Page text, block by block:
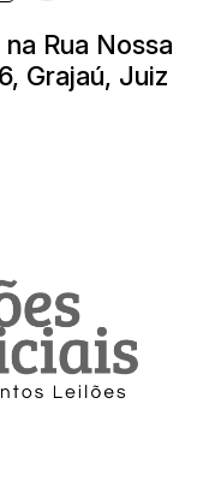
Rua Nossa
Grajaú, Juiz